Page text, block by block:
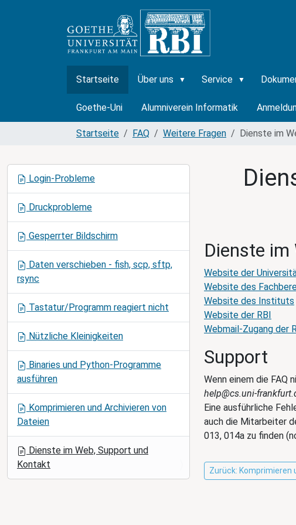
Startseite Über uns Service
Goethe-Uni Alumniverein Informatik
Startseite FAQ Weitere Fragen Dienste im
Dienste im
Website der
Website des
Website des Instituts
Website der RBI
Webmail-Zugang der
Support
Wenn einem die FAQ
help@cs.uni-
Eine ausführliche
auch die Mitarbeiter
013, 014a zu finden
Zurück: Komprimieren
n
Login-Probleme
Druckprobleme
Gesperrter Bildschirm
Daten verschieben - fish, scp, sftp,
rsync
Tastatur/Programm reagiert nicht
Nützliche Kleinigkeiten
Binaries und Python-Programme
ausführen
Komprimieren und Archivieren von
Dateien
Dienste im Web, Support und
Kontakt